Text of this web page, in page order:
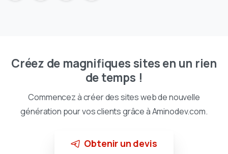
Créez de magnifiques sites en un rien
de temps !
Commencez à créer des sites web de nouvelle
génération pour vos clients grâce à Aminodev.com.
Obtenir un devis